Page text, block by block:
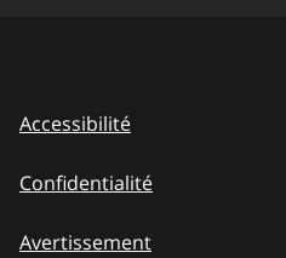
Accessibilité
Confidentialité
Avertissement